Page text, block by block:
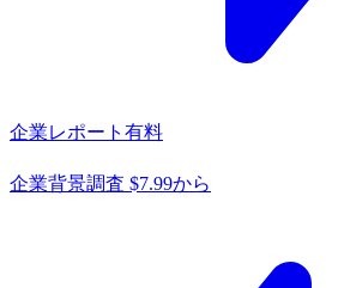
企業レポート 有料
企業背景調査 $7.99から